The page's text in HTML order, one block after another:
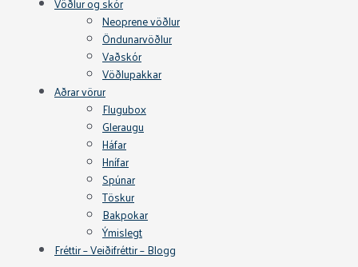
Neoprene vöðlur
Öndunarvöðlur
Vaðskór
Vöðlupakkar
Aðrar vörur
Flugubox
Gleraugu
Háfar
Hnífar
Spúnar
Töskur
Bakpokar
Ýmislegt
Fréttir – Veiðifréttir – Blogg